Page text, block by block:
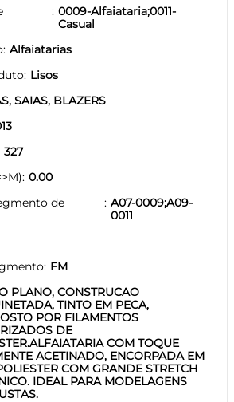
0009-Alfaiataria;0011-
Casual
Alfaiatarias
Lisos
SAIAS, BLAZERS
327
0.00
de
A07-0009;A09-
0011
FM
PLANO, CONSTRUCAO
TINTO EM PECA,
POR FILAMENTOS
DE
COM TOQUE
ACETINADO, ENCORPADA EM
COM GRANDE STRETCH
IDEAL PARA MODELAGENS